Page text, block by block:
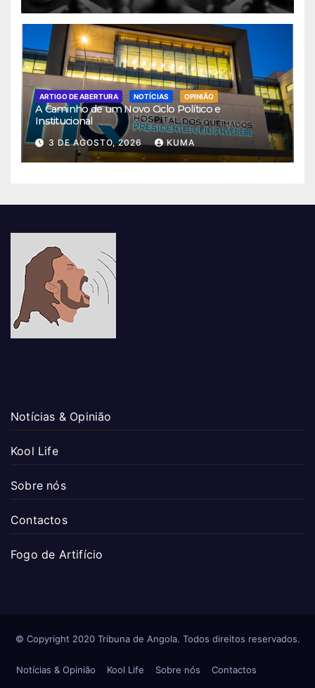
ARTIGO DE ABERTURA NOTÍCIAS OPINIÃO
A Caminho de um Novo Ciclo Político e
Institucional
3 DE AGOSTO, 2026 KUMA
Notícias & Opinião
Kool Life
Sobre nós
Contactos
Fogo de Artifício
© Copyright 2020 Tribuna de Angola. Todos direitos reservados.
Notícias & Opinião Kool Life Sobre nós Contactos